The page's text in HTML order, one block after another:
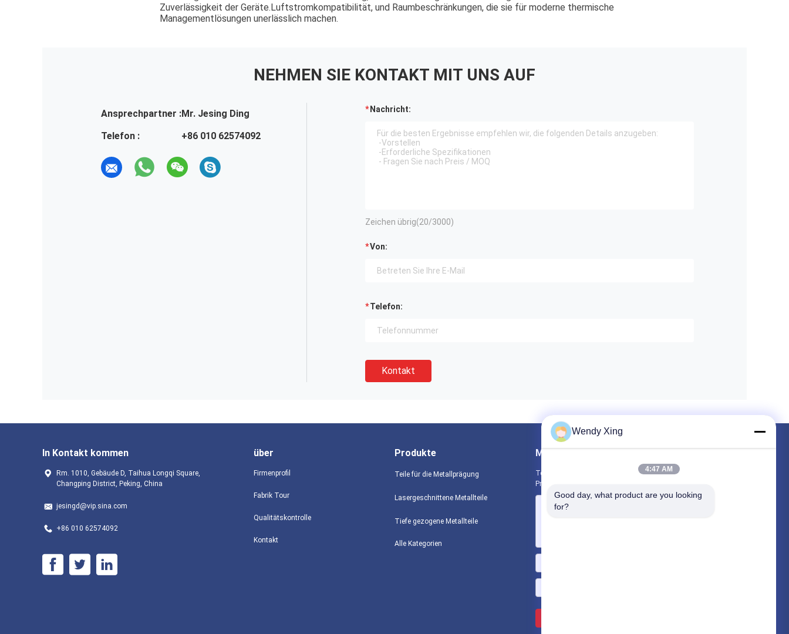
Zuverlässigkeit der Geräte.Luftstromkompatibilität, und Raumbeschränkungen, die sie für moderne thermische
Managementlösungen unerlässlich machen.
NEHMEN SIE KONTAKT MIT UNS AUF
Ansprechpartner :Mr. Jesing Ding
Telefon :
+86 010 62574092
Nachricht:
Zeichen übrig(20/3000)
Von:
Telefon:
Kontakt
In Kontakt kommen
Rm. 1010, Gebäude D, Taihua Longqi Square,
Changping District, Peking, China
jesingd@vip.sina.com
+86 010 62574092
über
Firmenprofil
Fabrik Tour
Qualitätskontrolle
Kontakt
Produkte
Teile für die Metallprägung
Lasergeschnittene Metallteile
Tiefe gezogene Metallteile
Alle Kategorien
Mailen Sie uns
Teilen Sie uns Ihre Anforderung mit. Wir werden die besten
Produkte mit Ihnen verbinden.
Wendy Xing
4:47 AM
Good day, what product are you looking
for?